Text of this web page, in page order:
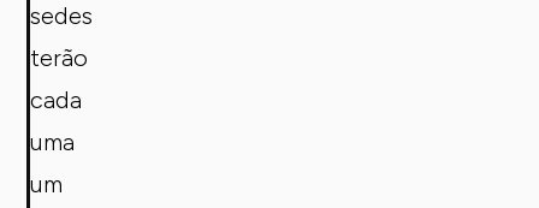
sedes
terão
cada
uma
um